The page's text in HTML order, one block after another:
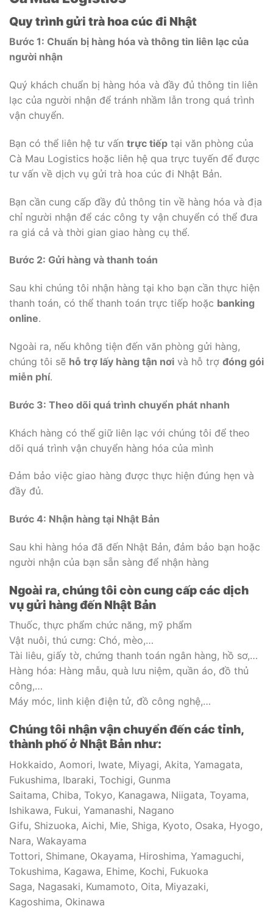
Quy trình gửi trà hoa cúc đi Nhật
Bước 1: Chuẩn bị hàng hóa và thông tin liên lạc của
người nhận
Quý khách chuẩn bị hàng hóa và đầy đủ thông tin liên
lạc của người nhận để tránh nhầm lẫn trong quá trình
vận chuyển.
Bạn có thể liên hệ tư vấn trực tiếp tại văn phòng của
Cà Mau Logistics hoặc liên hệ qua trực tuyến để được
tư vấn về dịch vụ gửi trà hoa cúc đi Nhật Bản.
Bạn cần cung cấp đầy đủ thông tin về hàng hóa và địa
chỉ người nhận để các công ty vận chuyển có thể đưa
ra giá cả và thời gian giao hàng cụ thể.
Bước 2: Gửi hàng và thanh toán
Sau khi chúng tôi nhận hàng tại kho bạn cần thực hiện
thanh toán, có thể thanh toán trực tiếp hoặc banking
online.
Ngoài ra, nếu không tiện đến văn phòng gửi hàng,
chúng tôi sẽ hỗ trợ lấy hàng tận nơi và hỗ trợ đóng gói
miễn phí.
Bước 3: Theo dõi quá trình chuyển phát nhanh
Khách hàng có thể giữ liên lạc với chúng tôi để theo
dõi quá trình vận chuyển hàng hóa của mình
Đảm bảo việc giao hàng được thực hiện đúng hẹn và
đầy đủ.
Bước 4: Nhận hàng tại Nhật Bản
Sau khi hàng hóa đã đến Nhật Bản, đảm bảo bạn hoặc
người nhận của bạn sẵn sàng để nhận hàng
Ngoài ra, chúng tôi còn cung cấp các dịch
vụ gửi hàng đến Nhật Bản
Thuốc, thực phẩm chức năng, mỹ phẩm
Vật nuôi, thú cưng: Chó, mèo,…
Tài liêu, giấy tờ, chứng thanh toán ngân hàng, hồ sơ,…
Hàng hóa: Hàng mẫu, quà lưu niệm, quần áo, đồ thủ
công,…
Máy móc, linh kiện điện tử, đồ công nghệ,…
Chúng tôi nhận vận chuyển đến các tỉnh,
thành phố ở Nhật Bản như:
Hokkaido, Aomori, Iwate, Miyagi, Akita, Yamagata,
Fukushima, Ibaraki, Tochigi, Gunma
Saitama, Chiba, Tokyo, Kanagawa, Niigata, Toyama,
Ishikawa, Fukui, Yamanashi, Nagano
Gifu, Shizuoka, Aichi, Mie, Shiga, Kyoto, Osaka, Hyogo,
Nara, Wakayama
Tottori, Shimane, Okayama, Hiroshima, Yamaguchi,
Tokushima, Kagawa, Ehime, Kochi, Fukuoka
Saga, Nagasaki, Kumamoto, Oita, Miyazaki,
Kagoshima, Okinawa